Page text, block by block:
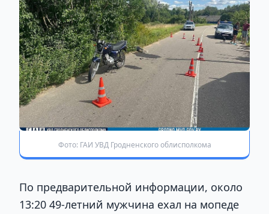
Фото: ГАИ УВД Гродненского облисполкома
По предварительной информации, около
13:20 49-летний мужчина ехал на мопеде